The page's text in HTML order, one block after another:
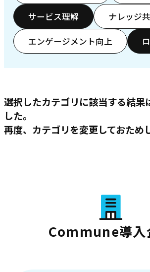
サービス理解 ナレッジ
エンゲージメント向上
選択したカテゴリに該当する結果
した。
再度、カテゴリを変更しておため
Commune導入